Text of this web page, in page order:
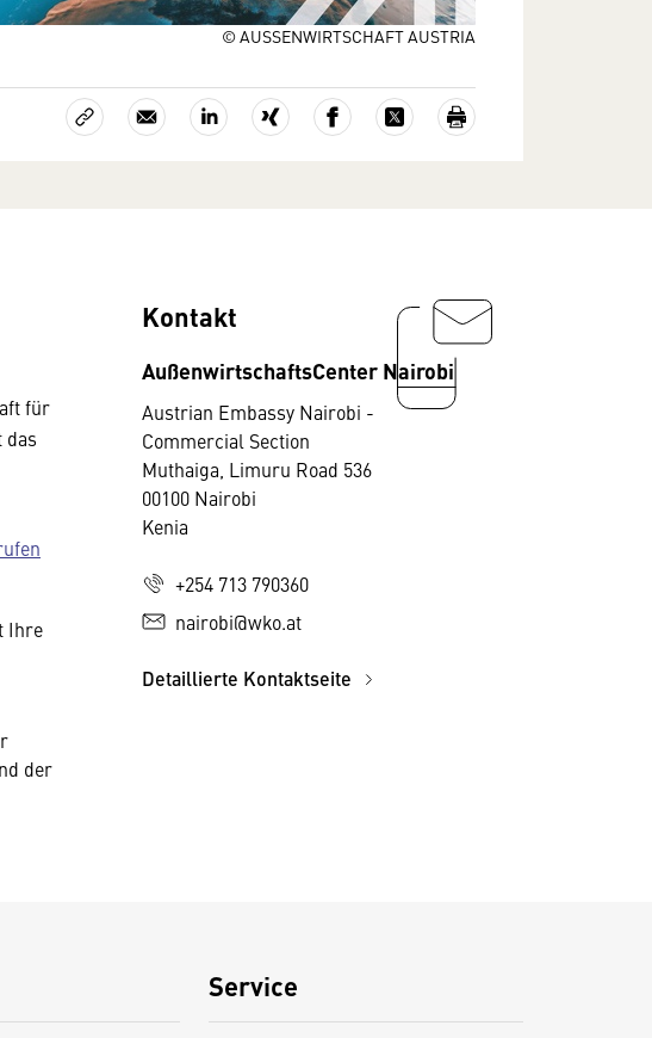
© AUSSENWIRTSCHAFT AUSTRIA
für
das
Ihre
der
Kontakt
AußenwirtschaftsCenter Nairobi
Austrian Embassy Nairobi -
Commercial Section
Muthaiga, Limuru Road 536
00100 Nairobi
Kenia
+254 713 790360
nairobi@wko.at
Detaillierte Kontaktseite
Service